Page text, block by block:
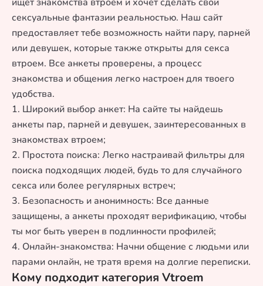
сексуальные фантазии реальностью. Наш сайт
предоставляет тебе возможность найти пару, парней
или девушек, которые также открыты для секса
втроем. Все анкеты проверены, а процесс
знакомства и общения легко настроен для твоего
удобства.
1. Широкий выбор анкет: На сайте ты найдешь
анкеты пар, парней и девушек, заинтересованных в
знакомствах втроем;
2. Простота поиска: Легко настраивай фильтры для
поиска подходящих людей, будь то для случайного
секса или более регулярных встреч;
3. Безопасность и анонимность: Все данные
защищены, а анкеты проходят верификацию, чтобы
ты мог быть уверен в подлинности профилей;
4. Онлайн-знакомства: Начни общение с людьми или
парами онлайн, не тратя время на долгие переписки.
Кому подходит категория Vtroem